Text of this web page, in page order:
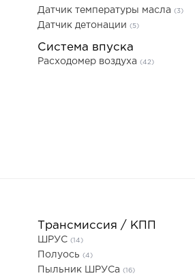
Датчик температуры масла (3)
Датчик детонации (5)
Система впуска
Расходомер воздуха (42)
Трансмиссия / КПП
ШРУС (14)
Полуось (4)
Пыльник ШРУСа (16)